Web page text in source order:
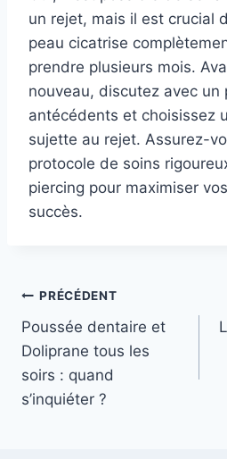
un rejet, mais il est crucial
peau cicatrise
prendre plusieurs mois.
nouveau, discutez avec un
antécédents et choisissez
sujette au rejet. Assurez-
protocole de soins
piercing pour maximiser
succès.
Navigation
de
l’article
PRÉCÉDENT
Poussée dentaire et
Doliprane tous les
soirs : quand
s’inquiéter ?